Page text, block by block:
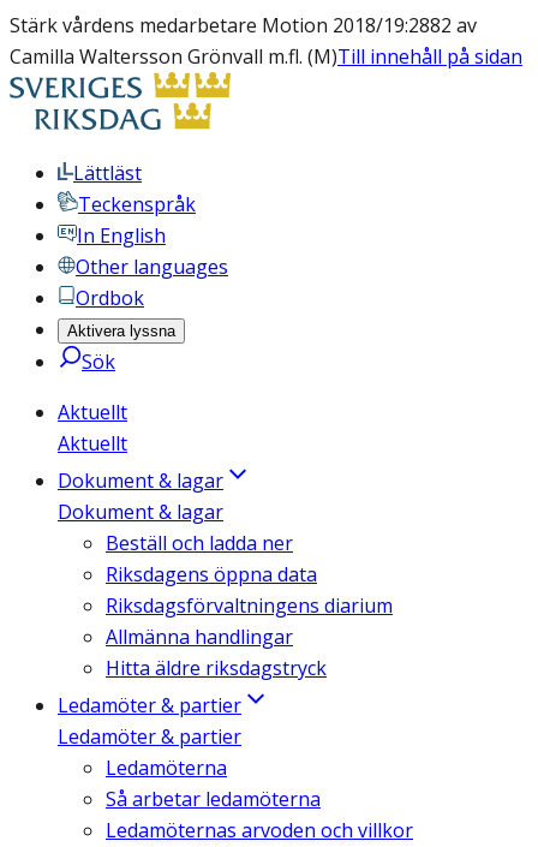
Stärk vårdens medarbetare Motion 2018/19:2882 av
Camilla Waltersson Grönvall m.fl. (M)Till innehåll på sidan
Lättläst
Teckenspråk
In English
Other languages
Ordbok
Aktivera lyssna
Sök
Aktuellt
Aktuellt
Dokument & lagar
Dokument & lagar
Beställ och ladda ner
Riksdagens öppna data
Riksdagsförvaltningens diarium
Allmänna handlingar
Hitta äldre riksdagstryck
Ledamöter & partier
Ledamöter & partier
Ledamöterna
Så arbetar ledamöterna
Ledamöternas arvoden och villkor